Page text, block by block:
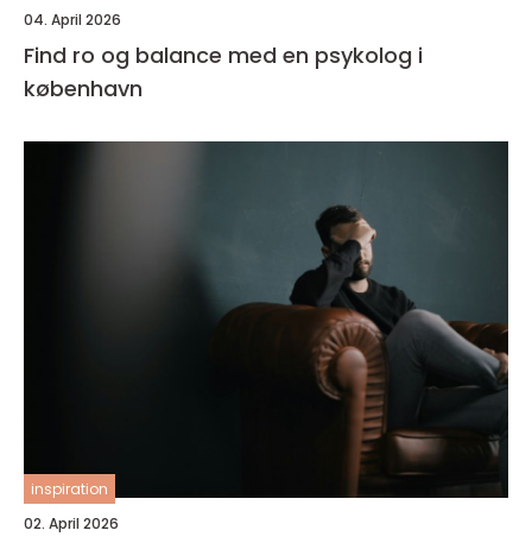
04. April 2026
Find ro og balance med en psykolog i
københavn
inspiration
02. April 2026